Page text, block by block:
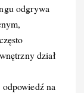
odgrywa
dział
na